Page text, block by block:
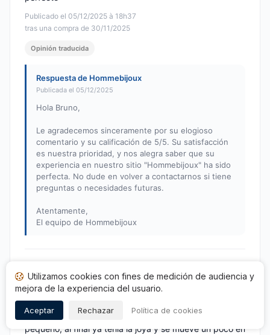
Publicado el 05/12/2025 à 18h37
tras una compra de 30/11/2025
Opinión traducida
Respuesta de Hommebijoux
Publicada el 05/12/2025
Hola Bruno,
Le agradecemos sinceramente por su elogioso
comentario y su calificación de 5/5. Su satisfacción
es nuestra prioridad, y nos alegra saber que su
experiencia en nuestro sitio "Hommebijoux" ha sido
perfecta. No dude en volver a contactarnos si tiene
preguntas o necesidades futuras.
Atentamente,
El equipo de Hommebijoux
A
Nota: 4 de 5
La joya es muy buena pero estoy decepcionado con el
tamaño del vástago anunciado que quería más
pequeño, al final ya tenía la joya y se mueve un poco en
Utilizamos cookies con fines de medición de audiencia y
mejora de la experiencia del usuario.
Aceptar Rechazar Política de cookies